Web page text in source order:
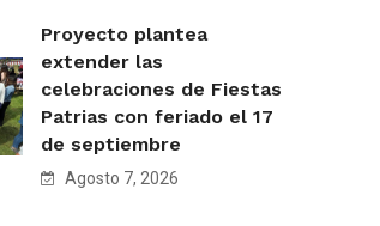
Proyecto plantea
extender las
celebraciones de Fiestas
Patrias con feriado el 17
de septiembre
Agosto 7, 2026